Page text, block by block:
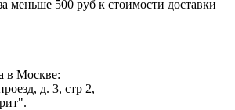
меньше 500 руб к стоимости доставки
в Москве:
д. 3, стр 2,